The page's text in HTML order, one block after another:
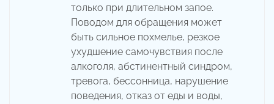
только при длительном запое.
Поводом для обращения может
быть сильное похмелье, резкое
ухудшение самочувствия после
алкоголя, абстинентный синдром,
тревога, бессонница, нарушение
поведения, отказ от еды и воды,